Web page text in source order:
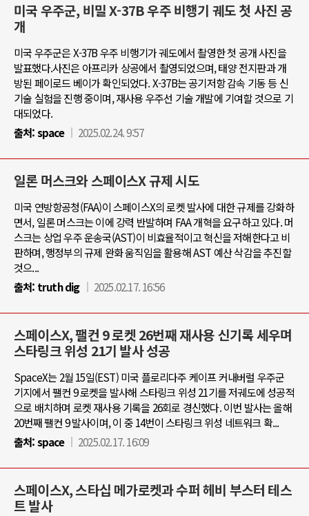
미국 우주군, 비밀 X-37B 우주 비행기 궤도 첫 사진 공
개
미국 우주군은 X-37B 우주 비행기가 궤도에서 촬영한 첫 공개 사진을
발표했다.사진은 아프리카 상공에서 촬영되었으며, 태양 전지판과 개
방된 페이로드 베이가 확인되었다. X-37B는 공기저항 감속 기동 등 신
기술 실험을 진행 중이며, 재사용 우주선 기술 개발에 기여할 것으로 기
대되었다.
출처:space 2025.02.24. 9:57
일론 머스크와 스페이스X 규제 시도
미국 연방항공청(FAA)이 스페이스X의 로켓 발사에 대한 규제를 강화하
면서, 일론 머스크는 이에 강력 반발하며 FAA 개혁을 요구하고 있다. 머
스크는 상업 우주 운송국(AST)이 비효율적이고 혁신을 저해한다고 비
판하며, 행정부의 규제 완화 움직임을 활용해 AST 예산 삭감을 추진할
것으...
출처: truth dig 2025.02.17. 16:56
스페이스X, 팰컨 9 로켓 26번째 재사용 신기록 세우며
스타링크 위성 21기 발사 성공
SpaceX는 2월 15일(EST) 미국 플로리다주 케이프 커내버럴 우주군
기지에서 팰컨 9 로켓을 발사해 스타링크 위성 21기를 저궤도에 성공적
으로 배치하며 로켓 재사용 기록을 26회로 경신했다. 이번 발사는 올해
20번째 팰컨 9 발사이며, 이 중 14번이 스타링크 위성 네트워크 확...
출처:space 2025.02.17. 16:09
스페이스X, 스타십 메가로켓과 수퍼 헤비 부스터 테스
트 발사